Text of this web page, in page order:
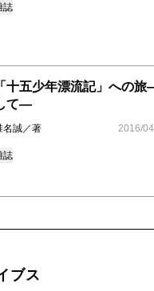
誌
「十五少年漂流記」への
て―
名誠／著 2016/
誌
ブス